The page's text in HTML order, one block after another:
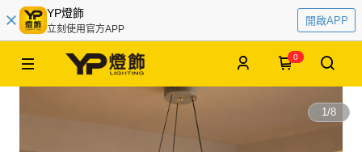
YP燈飾
立刻使用官方APP
開啟APP
0
1/8